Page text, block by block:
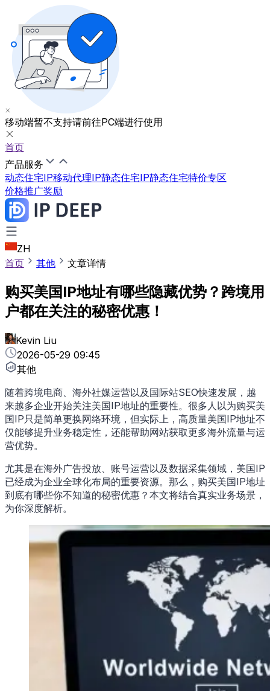
移动端暂不支持请前往PC端进行使用
首页
产品服务
动态住宅IP移动代理IP静态住宅IP静态住宅特价专区
价格推广奖励
ZH
首页
其他 文章详情
购买美国IP地址有哪些隐藏优势？跨境用
户都在关注的秘密优惠！
Kevin Liu
2026-05-29 09:45
其他
随着跨境电商、海外社媒运营以及国际站SEO快速发展，越
来越多企业开始关注美国IP地址的重要性。很多人以为购买美
国IP只是简单更换网络环境，但实际上，高质量美国IP地址不
仅能够提升业务稳定性，还能帮助网站获取更多海外流量与运
营优势。
尤其是在海外广告投放、账号运营以及数据采集领域，美国IP
已经成为企业全球化布局的重要资源。那么，购买美国IP地址
到底有哪些你不知道的秘密优惠？本文将结合真实业务场景，
为你深度解析。